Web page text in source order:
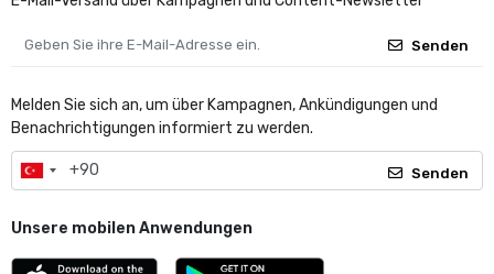
Senden
Melden Sie sich an, um über Kampagnen, Ankündigungen und
Benachrichtigungen informiert zu werden.
Senden
Unsere mobilen Anwendungen